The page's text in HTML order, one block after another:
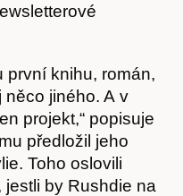
první knihu, román,
něco jiného. A v
projekt,“ popisuje
předložil jeho
Toho oslovili
by Rushdie na